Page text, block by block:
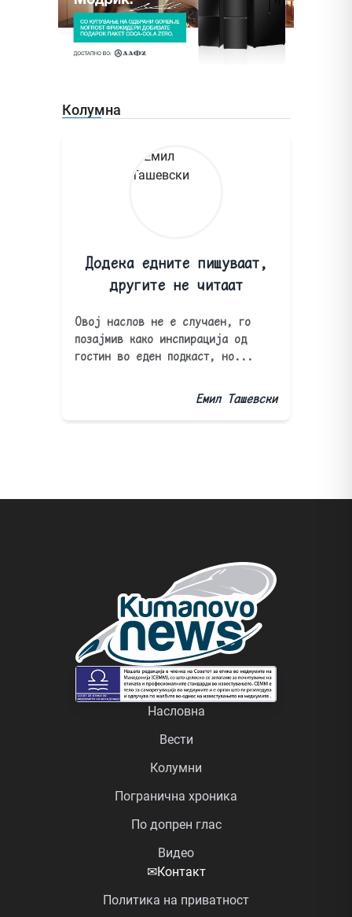
Колумна
Додека едните пишуваат,
другите не читаат
Овој наслов не е случаен, го
позајмив како инспирација од
гостин во еден подкаст, но...
Емил Ташевски
Насловна
Вести
Колумни
Погранична хроника
По допрен глас
Видео
✉Контакт
Политика на приватност